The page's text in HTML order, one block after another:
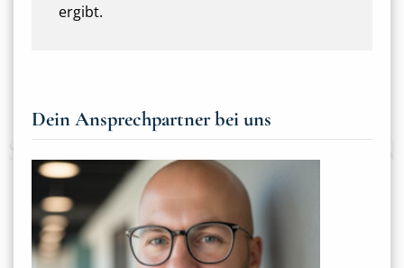
ergibt.
Dein Ansprechpartner bei uns